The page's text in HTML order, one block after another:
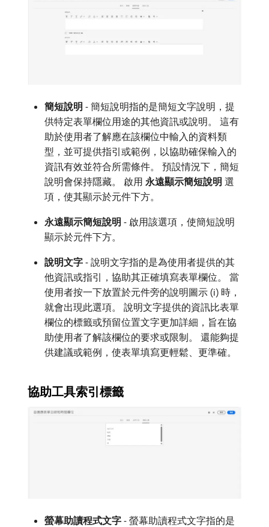
簡短說明 - 簡短說明指的是簡短文字說明，提
供特定表單欄位用途的其他資訊或說明。 這有
助於使用者了解應在該欄位中輸入的資料類
型，並可提供指引或範例，以協助確保輸入的
資訊有效並符合所需條件。 預設情況下，簡短
說明會保持隱藏。 啟用​ 永遠顯示簡短說明 ​選
項，使其顯示於元件下方。
永遠顯示簡短說明 - 啟用該選項，使簡短說明
顯示於元件下方。
說明文字 - 說明文字指的是為使用者提供的其
他資訊或指引，協助其正確填寫表單欄位。 當
使用者按一下放置於元件旁的說明圖示 (i) 時，
就會出現此選項。 說明文字提供的資訊比表單
欄位的標籤或預留位置文字更加詳細，旨在協
助使用者了解該欄位的要求或限制。 還能夠提
供建議或範例，使表單填寫更輕鬆、更準確。
協助工具索引標籤
螢幕助讀程式文字 - 螢幕助讀程式文字指的是